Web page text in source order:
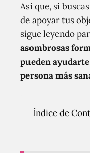
Así que, si
de apoyar tus
sigue leyendo
asombrosas
pueden
persona más
Índice de